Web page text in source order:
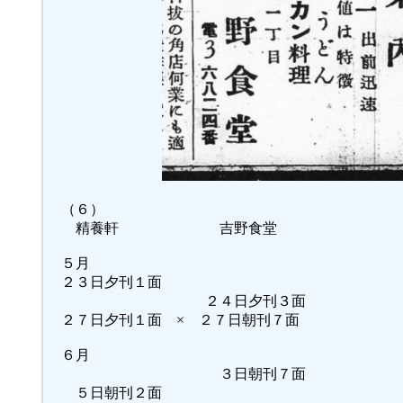
（６）
精養軒 吉野食堂
５月
２３日夕刊１面
２４日夕刊３面
２７日夕刊１面 × ２７日朝刊７面
６月
３日朝刊７面
５日朝刊２面